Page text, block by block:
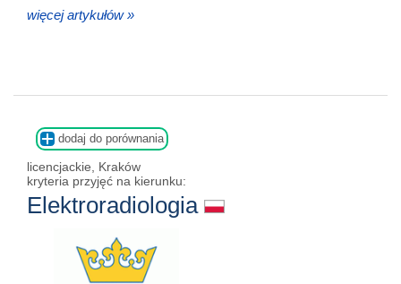
więcej artykułów »
dodaj do porównania
licencjackie, Kraków
kryteria przyjęć na kierunku:
Elektroradiologia